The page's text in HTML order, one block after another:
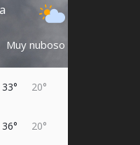
Muy nuboso
33° 20°
36° 20°